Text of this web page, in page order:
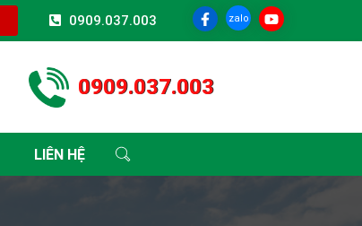
0909.037.003 zalo
0909.037.003
LIÊN HỆ